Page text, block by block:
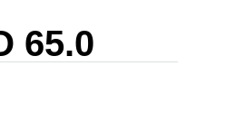
65.0